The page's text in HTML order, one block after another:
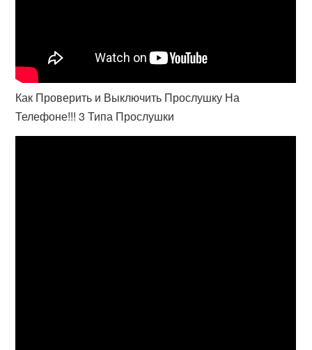
Как Проверить и Выключить Прослушку На
Телефоне!!! 3 Типа Прослушки